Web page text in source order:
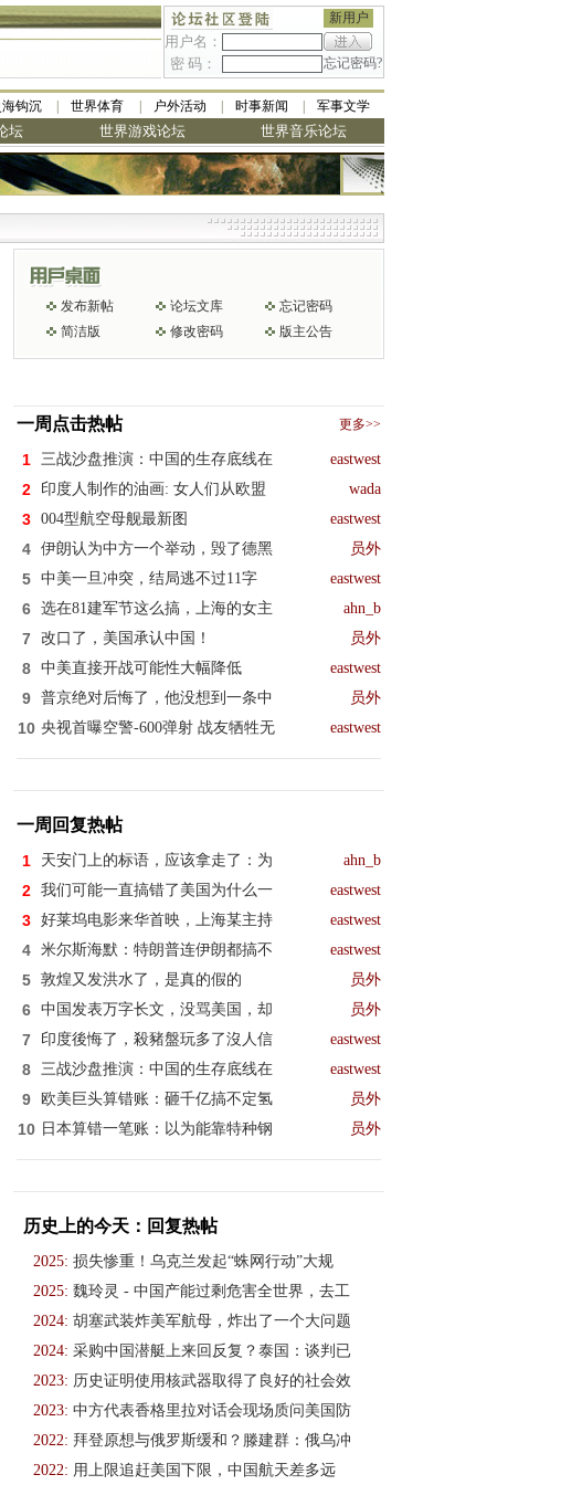
新用户
用户名：
密 码：
忘记密码?
海钩沉 世界体育 户外活动 时事新闻 军事文学
坛 世界游戏论坛 世界音乐论坛
内容- 老六路 06/03/26 (72)
发布新帖 论坛文库
忘记密码
简洁版
修改密码 版主公告
一周点击热帖 更多>>
1 三战沙盘推演：中国的生存底线在 eastwest
2 印度人制作的油画: 女人们从欧盟 wada
3 004型航空母舰最新图 eastwest
4 伊朗认为中方一个举动，毁了德黑 员外
5 中美一旦冲突，结局逃不过11字 eastwest
6 选在81建军节这么搞，上海的女主 ahn_b
7 改口了，美国承认中国！ 员外
8 中美直接开战可能性大幅降低 eastwest
9 普京绝对后悔了，他没想到一条中 员外
10 央视首曝空警-600弹射 战友牺牲无 eastwest
一周回复热帖
1 天安门上的标语，应该拿走了：为 ahn_b
2 我们可能一直搞错了美国为什么一 eastwest
3 好莱坞电影来华首映，上海某主持 eastwest
4 米尔斯海默：特朗普连伊朗都搞不 eastwest
5 敦煌又发洪水了，是真的假的 员外
6 中国发表万字长文，没骂美国，却 员外
7 印度後悔了，殺豬盤玩多了沒人信 eastwest
8 三战沙盘推演：中国的生存底线在 eastwest
9 欧美巨头算错账：砸千亿搞不定氢 员外
10 日本算错一笔账：以为能靠特种钢 员外
历史上的今天：回复热帖
2025: 损失惨重！乌克兰发起“蛛网行动”大规
2025: 魏玲灵 - 中国产能过剩危害全世界，去工
2024: 胡塞武装炸美军航母，炸出了一个大问题
2024: 采购中国潜艇上来回反复？泰国：谈判已
2023: 历史证明使用核武器取得了良好的社会效
2023: 中方代表香格里拉对话会现场质问美国防
2022: 拜登原想与俄罗斯缓和？滕建群：俄乌冲
2022: 用上限追赶美国下限，中国航天差多远